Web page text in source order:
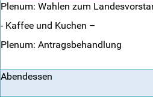
Plenum: Wahlen zum
- Kaffee und Kuchen –
Plenum: Antragsbehandlung
Abendessen